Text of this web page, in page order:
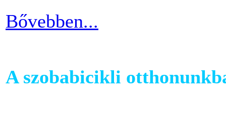
Bővebben...
A szobabicikli